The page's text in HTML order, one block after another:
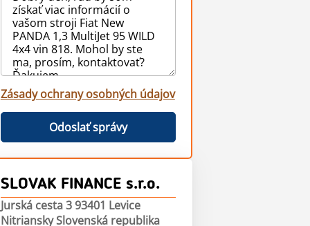
Zásady ochrany osobných údajov
Odoslať správy
SLOVAK FINANCE s.r.o.
Jurská cesta 3 93401 Levice
Nitriansky Slovenská republika